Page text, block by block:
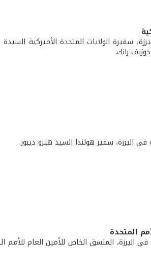
سفيرة الولايات المتحدة الأميركية السيدة
رانك.
سفير هولندا السيد هيرو ديبور.
المتحدة
اليرزة، المنسق الخاص للأمين العام للأمم